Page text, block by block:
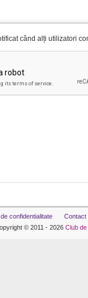
când alți utilizatori
de confidentialitate
Contact
© 2011 - 2026 Club